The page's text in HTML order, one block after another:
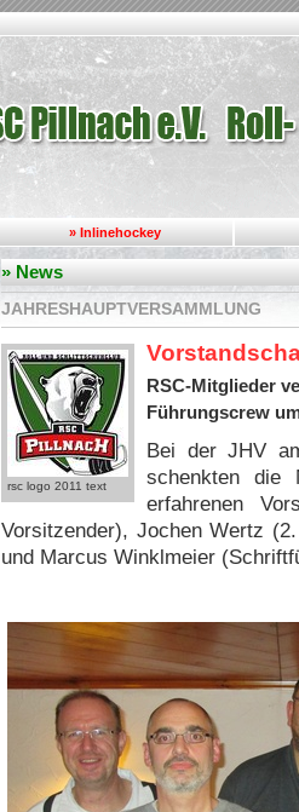
» Inlinehockey
» News
JAHRESHAUPTVERSAMMLUNG
rsc logo 2011 text
RSC-Mitglieder
Führungscrew
Bei der JHV
schenkten die
erfahrenen
Vorsitzender), Jochen Wertz
und Marcus Winklmeier